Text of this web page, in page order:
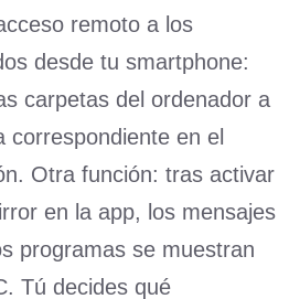
remoto a los
desde tu smartphone:
carpetas del ordenador a
correspondiente en el
Otra función: tras activar
en la app, los mensajes
programas se muestran
Tú decides qué